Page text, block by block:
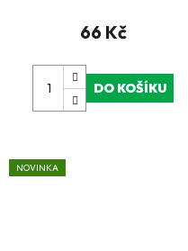
66 Kč
DO KOŠÍKU
NOVINKA